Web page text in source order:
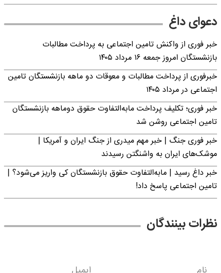
دعوای داغ
خبر فوری از واکنش تامین اجتماعی به پرداخت مطالبات
بازنشستگان امروز جمعه ۱۶ مرداد ۱۴۰۵
خبرفوری از پرداخت مطالبات و معوقات دو ماهه بازنشستگان تامین
اجتماعی در مرداد ۱۴۰۵
خبر فوری؛ تکلیف پرداخت مابه‌التفاوت حقوق دوماهه بازنشستگان
تامین اجتماعی روشن شد
خبر فوری جنگ | خبر مهم میدری از جنگ ایران و آمریکا |
موشک‌های ایران به واشنگتن رسیدند
خبر داغ رسید | مابه‌التفاوت حقوق بازنشستگان کی واریز می‌شود؟ |
تامین اجتماعی پاسخ داد!
نظرات بینندگان